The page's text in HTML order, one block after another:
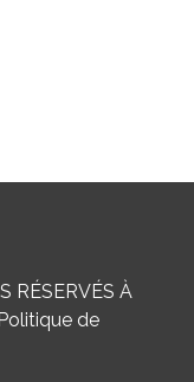
RÉSERVÉS À
de